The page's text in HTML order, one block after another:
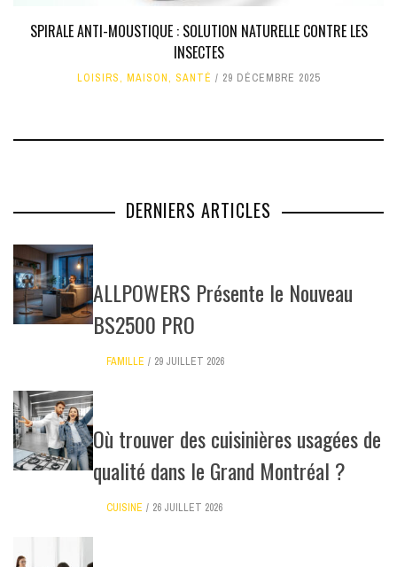
SPIRALE ANTI-MOUSTIQUE : SOLUTION NATURELLE CONTRE LES
INSECTES
LOISIRS, MAISON, SANTÉ 29 DÉCEMBRE 2025
DERNIERS ARTICLES
ALLPOWERS Présente le Nouveau
BS2500 PRO
FAMILLE 29 JUILLET 2026
Où trouver des cuisinières usagées de
qualité dans le Grand Montréal ?
CUISINE 26 JUILLET 2026